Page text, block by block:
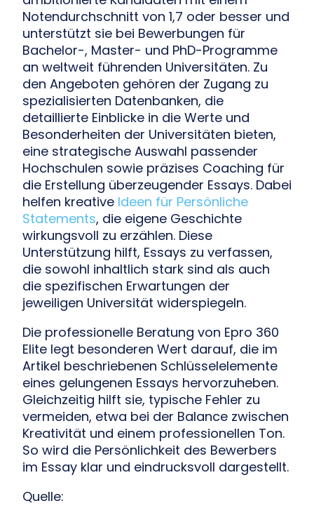
Notendurchschnitt von 1,7 oder besser und
unterstützt sie bei Bewerbungen für
Bachelor-, Master- und PhD-Programme
an weltweit führenden Universitäten. Zu
den Angeboten gehören der Zugang zu
spezialisierten Datenbanken, die
detaillierte Einblicke in die Werte und
Besonderheiten der Universitäten bieten,
eine strategische Auswahl passender
Hochschulen sowie präzises Coaching für
die Erstellung überzeugender Essays. Dabei
helfen kreative Ideen für Persönliche
Statements, die eigene Geschichte
wirkungsvoll zu erzählen. Diese
Unterstützung hilft, Essays zu verfassen,
die sowohl inhaltlich stark sind als auch
die spezifischen Erwartungen der
jeweiligen Universität widerspiegeln.
Die professionelle Beratung von Epro 360
Elite legt besonderen Wert darauf, die im
Artikel beschriebenen Schlüsselelemente
eines gelungenen Essays hervorzuheben.
Gleichzeitig hilft sie, typische Fehler zu
vermeiden, etwa bei der Balance zwischen
Kreativität und einem professionellen Ton.
So wird die Persönlichkeit des Bewerbers
im Essay klar und eindrucksvoll dargestellt.
Quelle: